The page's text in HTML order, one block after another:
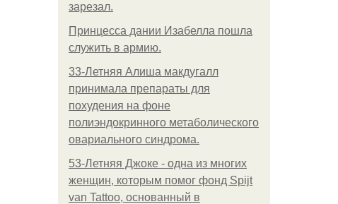
зарезал.
Принцесса дании Изабелла пошла
служить в армию.
33-Летняя Алиша макдугалл
принимала препараты для
похудения на фоне
полиэндокринного метаболического
овариального синдрома.
53-Летняя Джоке - одна из многих
женщин, которым помог фонд Spijt
van Tattoo, основанный в